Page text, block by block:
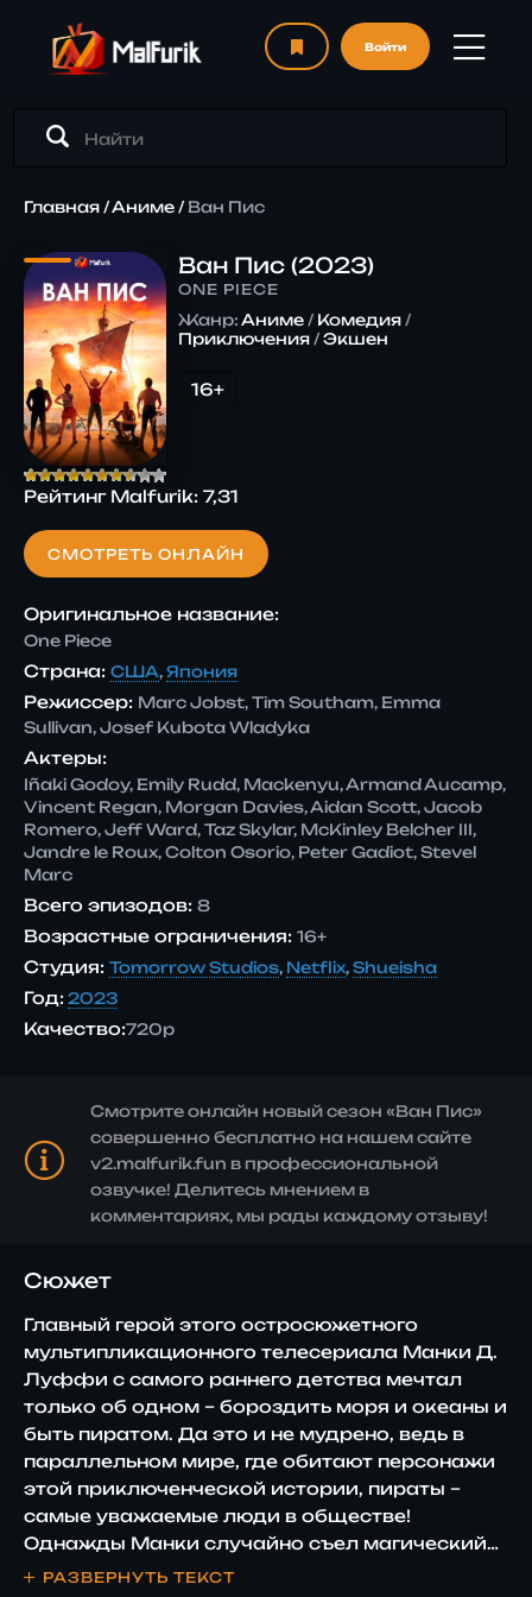
Войти
Главная/Аниме/ Ван Пис
Ван Пис (2023)
ONE PIECE
Жанр:Аниме / Комедия /
Приключения /Экшен
16+
Рейтинг Malfurik: 7,31
СМОТРЕТЬ ОНЛАЙН
Оригинальное название:
One Piece
Страна: США,Япония
Режиссер: Marc Jobst, Tim Southam, Emma
Sullivan, Josef Kubota Wladyka
Актеры:
Iñaki Godoy, Emily Rudd, Mackenyu, Armand Aucamp,
Vincent Regan, Morgan Davies, Aidan Scott, Jacob
Romero, Jeff Ward, Taz Skylar, McKinley Belcher III,
Jandre le Roux, Colton Osorio, Peter Gadiot, Stevel
Marc
Всего эпизодов: 8
Возрастные ограничения: 16+
Студия: Tomorrow Studios, Netflix,Shueisha
Год:2023
Качество:720p
Смотрите онлайн новый сезон «Ван Пис»
совершенно бесплатно на нашем сайте
v2.malfurik.fun в профессиональной
озвучке! Делитесь мнением в
комментариях, мы рады каждому отзыву!
Сюжет
Главный герой этого остросюжетного
мультипликационного телесериала Манки Д.
Луффи с самого раннего детства мечтал
только об одном – бороздить моря и океаны и
быть пиратом. Да это и не мудрено, ведь в
параллельном мире, где обитают персонажи
этой приключенческой истории, пираты –
самые уважаемые люди в обществе!
Однажды Манки случайно съел магический
плод под названием «резина», и с этого
РАЗВЕРНУТЬ ТЕКСТ